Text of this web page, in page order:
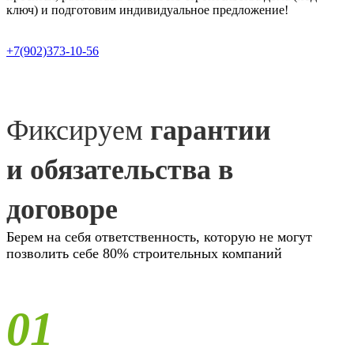
ключ) и подготовим индивидуальное предложение!
+7(902)373-10-56
Фиксируем гарантии
и обязательства в
договоре
Берем на себя ответственность, которую не могут
позволить себе 80% строительных компаний
01